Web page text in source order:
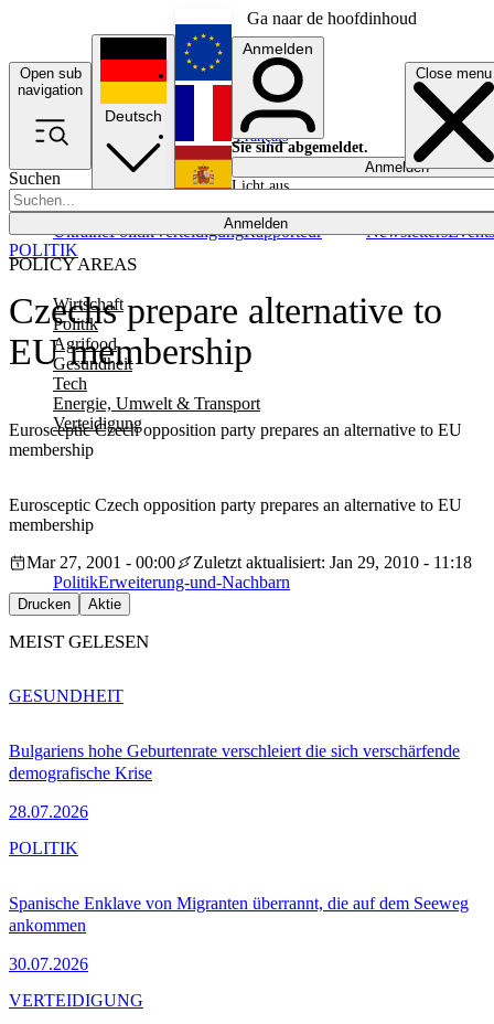
Ga naar de hoofdinhoud
Open sub
navigation
Close menu
Suchen
Anmelden
POLICY AREAS
Wirtschaft
Politik
Agrifood
Gesundheit
Tech
Energie, Umwelt & Transport
Verteidigung
UkrainePolitikVerteidigungRapporteur NewslettersEvents
Deutsch
English
Français
Anmelden
Sie sind abgemeldet.
Anmelden
Licht aus
Czechs prepare alternative to
EU membership
Eurosceptic Czech opposition party prepares an alternative to EU
membership
POLITIK
Eurosceptic Czech opposition party prepares an alternative to EU
membership
Mar 27, 2001 - 00:00
Zuletzt aktualisiert: Jan 29, 2010 - 11:18
PolitikErweiterung-und-Nachbarn
Drucken Aktie
MEIST GELESEN
Bulgariens hohe Geburtenrate verschleiert die sich verschärfende
demografische Krise
28.07.2026
GESUNDHEIT
Spanische Enklave von Migranten überrannt, die auf dem Seeweg
ankommen
30.07.2026
POLITIK
VERTEIDIGUNG